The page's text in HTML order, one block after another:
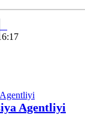
Agentliyi